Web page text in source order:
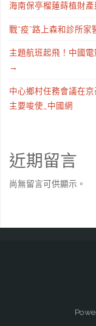
海南保亭榴蓮蒔植財
戰“疫”路上森和診所
主題航班起飛！中國
→
中心鄉村任務會議在
主要唆使_中國網
近期留言
尚無留言可供顯示。